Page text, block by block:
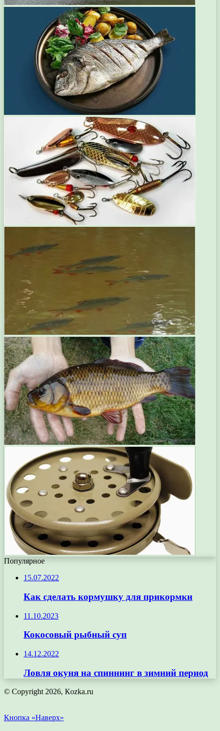
Популярное
15.07.2022
Как сделать кормушку для прикормки
11.10.2023
Кокосовый рыбный суп
14.12.2022
Ловля окуня на спиннинг в зимний период
© Copyright 2026, Кozka.ru
Кнопка «Наверх»